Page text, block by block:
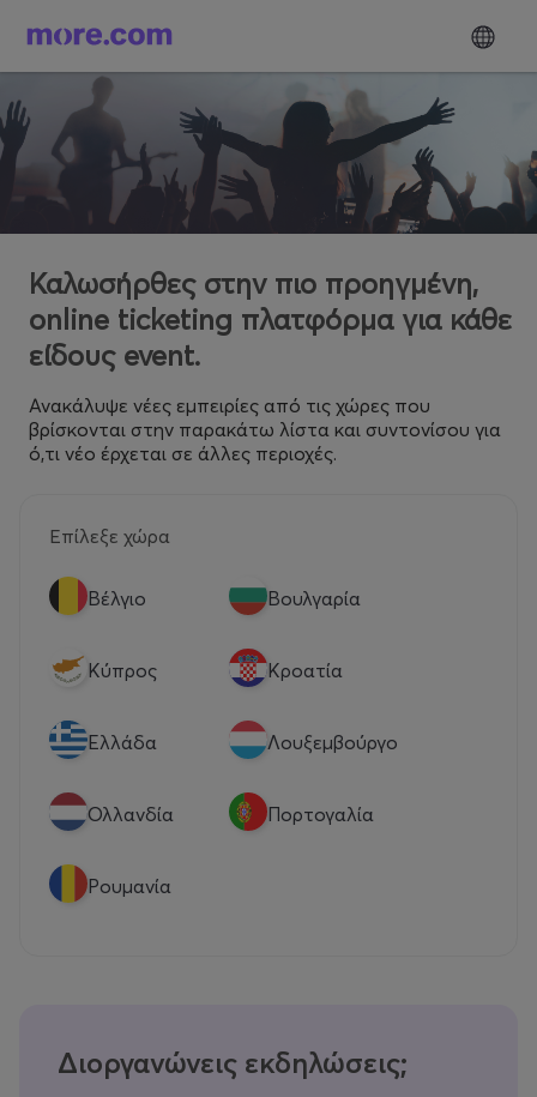
Καλωσήρθες στην πιο προηγμένη,
online ticketing πλατφόρμα για κάθε
είδους event.
Ανακάλυψε νέες εμπειρίες από τις χώρες που
βρίσκονται στην παρακάτω λίστα και συντονίσου για
ό,τι νέο έρχεται σε άλλες περιοχές.
Επίλεξε χώρα
Βέλγιο Βουλγαρία
Κύπρος Κροατία
Eλλάδα Λουξεμβούργο
Ολλανδία Πορτογαλία
Ρουμανία
Διοργανώνεις εκδηλώσεις;